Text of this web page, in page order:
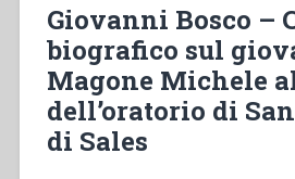
Giovanni Bosco –
biografico sul
Magone Michele
dell’oratorio di
di Sales